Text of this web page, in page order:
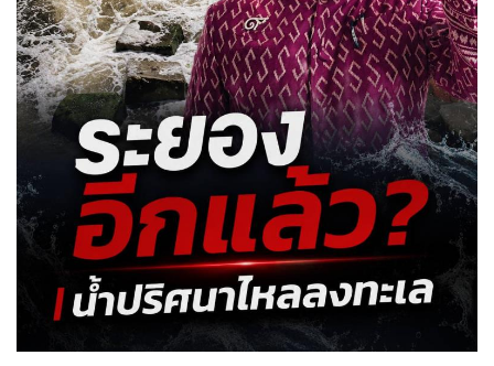
• Infographic
• การเมือง
• ท่องเที่ยว
• กีฬา
ต่างประเทศ
• Special Scoop
• เศรษฐกิจ-ธุรกิจ
จีน
ชุมชน-คุณภาพชีวิต
อาชญากรรม
• Motoring